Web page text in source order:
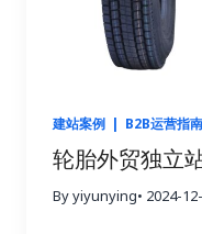
核心关键词可以分
型 关键词示例 需
shock
absorber for
建站案例 | B2B运营指南
轮胎外贸独立
By yiyunying• 2024-